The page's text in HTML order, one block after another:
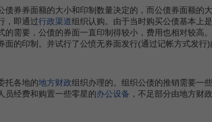
券券面额的大小和印制数量决定的，而公债券面额的
，即通过行政渠道组织认购。由于当时购买公债基本上
的需要，公债的券面一直印制得较小，费用也相对较高
的印制。并试行了公愤无券面发行(通过记帐方式发行
托各地的地方财政组织办理的。组织公债的推销需要一
员经费和购置一些零星的办公设备 ，不足部分由地方财